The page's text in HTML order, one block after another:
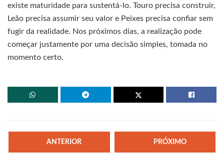
existe maturidade para sustentá-lo. Touro precisa construir,
Leão precisa assumir seu valor e Peixes precisa confiar sem
fugir da realidade. Nos próximos dias, a realização pode
começar justamente por uma decisão simples, tomada no
momento certo.
ANTERIOR PRÓXIMO